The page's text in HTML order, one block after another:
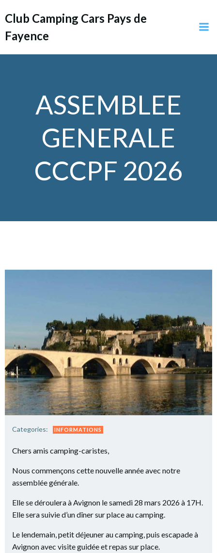
au
Club Camping Cars Pays de
Fayence
ASSEMBLEE
GENERALE
CCCPF 2026
Categories: INFORMATIONS
Chers amis camping-caristes,
Nous commençons cette nouvelle année avec notre
assemblée générale.
Elle se déroulera à Avignon le samedi 28 mars 2026 à 17H.
Elle sera suivie d’un dîner sur place au camping.
Le lendemain, petit déjeuner au camping, puis escapade à
Avignon avec visite guidée et repas sur place.